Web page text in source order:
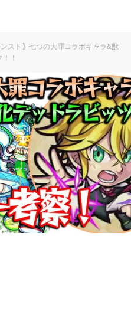
ンスト】七つの大罪コラボキャラ&獣
！